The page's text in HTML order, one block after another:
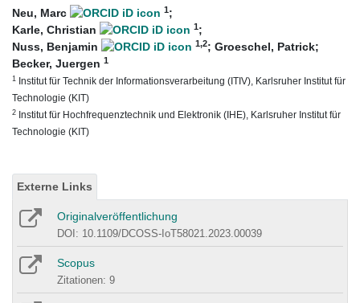
Neu, Marc 1;
Karle, Christian
1;
Nuss, Benjamin
1,2; Groeschel, Patrick;
Becker, Juergen 1
1 Institut für Technik der Informationsverarbeitung (ITIV), Karlsruher Institut für
Technologie (KIT)
2 Institut für Hochfrequenztechnik und Elektronik (IHE), Karlsruher Institut für
Technologie (KIT)
Externe Links
Originalveröffentlichung
DOI: 10.1109/DCOSS-IoT58021.2023.00039
Scopus
Zitationen: 9